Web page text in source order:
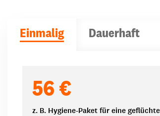
Einmalig Dauerhaft
56 €
z. B. Hygiene-Paket für eine